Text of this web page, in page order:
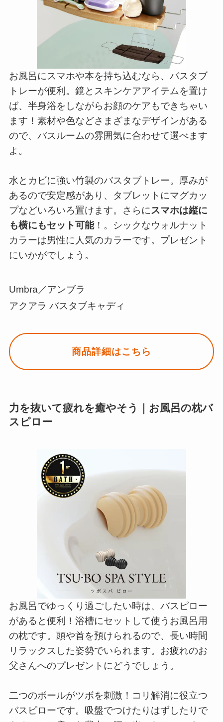
お風呂にスマホや本を持ち込むなら、バスタブ
トレーが便利。鏡とスキンケアアイテムを置け
ば、半身浴をしながらお顔のケアもできちゃい
ます！素材や色などさまざまなデザインがある
ので、バスルームの雰囲気に合わせて選べます
よ。
水とカビに強い竹製のバスタブトレー。厚みが
あるので安定感があり、タブレットにマグカッ
プなどいろいろ置けます。さらにスマホは縦に
も横にもセット可能！。シックなウォルナット
カラーは男性に人気のカラーです。プレゼント
にいかがでしょう。
Umbra／アンブラ
アクアラ バスタブキャディ
商品詳細はこちら
力を抜いて疲れを癒やそう｜お風呂の枕バ
スピロー
お風呂でゆっくり過ごしたい時は、バスピロー
があると便利！浴槽にセットして使うお風呂用
の枕です。頭や首を預けられるので、長い時間
リラックスした姿勢でいられます。お疲れのお
父さんへのプレゼントにどうでしょう。
二つのボールがツボを刺激！コリ解消に役立つ
バスピローです。吸盤でつけたりはずしたりで